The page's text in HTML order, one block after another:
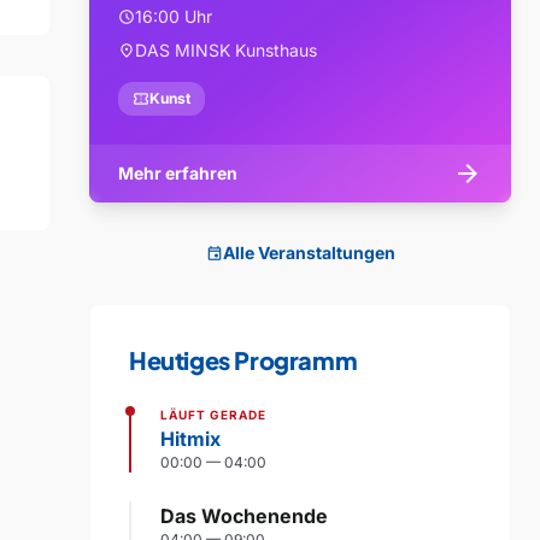
schedule16:00 Uhr
location_onDAS MINSK Kunsthaus
confirmation_numberKunst
Mehr erfahren arrow_forward
eventAlle Veranstaltungen
Heutiges Programm
LÄUFT GERADE
Hitmix
00:00 — 04:00
Das Wochenende